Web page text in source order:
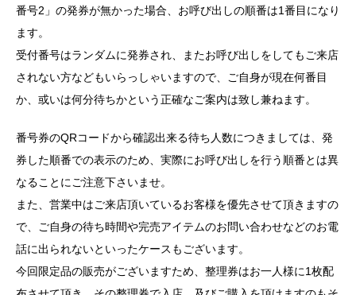
番号2」の発券が無かった場合、お呼び出しの順番は1番目になり
ます。
受付番号はランダムに発券され、またお呼び出しをしてもご来店
されない方などもいらっしゃいますので、ご自身が現在何番目
か、或いは何分待ちかという正確なご案内は致し兼ねます。
番号券のQRコードから確認出来る待ち人数につきましては、発
券した順番での表示のため、実際にお呼び出しを行う順番とは異
なることにご注意下さいませ。
また、営業中はご来店頂いているお客様を優先させて頂きますの
で、ご自身の待ち時間や完売アイテムのお問い合わせなどのお電
話に出られないといったケースもございます。
今回限定品の販売がございますため、整理券はお一人様に1枚配